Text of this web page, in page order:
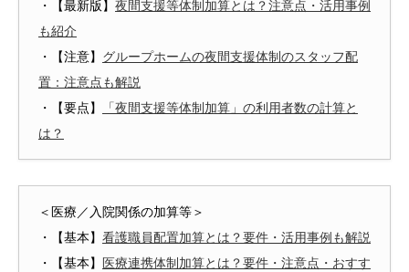
・【最新版】 夜間支援等体制加算とは？注意点・活用事例
も紹介
・【注意】 グループホームの夜間支援体制のスタッフ配
置：注意点も解説
・【要点】
「夜間支援等体制加算」の利用者数の計算と
は？
＜医療／入院関係の加算等＞
・【基本】 看護職員配置加算とは？要件・活用事例も解説
・【基本】
医療連携体制加算とは？要件・注意点・おすす